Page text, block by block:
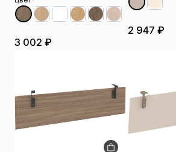
3 002 ₽
2 947 ₽